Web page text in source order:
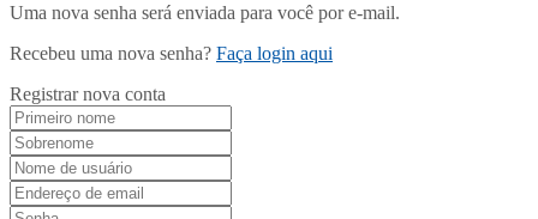
Uma nova senha será enviada para você por e-mail.
Recebeu uma nova senha? Faça login aqui
Registrar nova conta